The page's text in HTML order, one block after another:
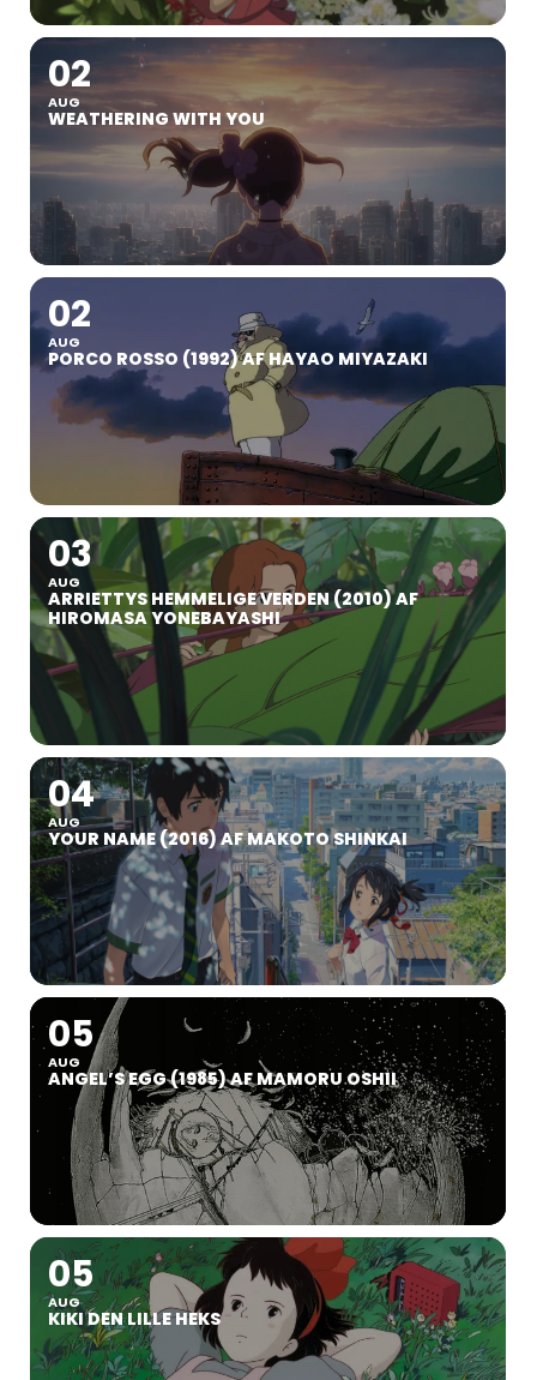
02
AUG
WEATHERING WITH YOU
02
AUG
PORCO ROSSO (1992) AF HAYAO MIYAZAKI
03
AUG
ARRIETTYS HEMMELIGE VERDEN (2010) AF
HIROMASA YONEBAYASHI
04
AUG
YOUR NAME (2016) AF MAKOTO SHINKAI
05
AUG
ANGEL’S EGG (1985) AF MAMORU OSHII
05
AUG
KIKI DEN LILLE HEKS